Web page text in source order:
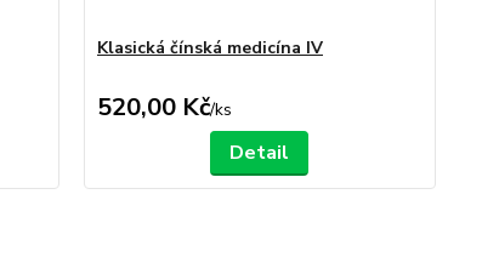
Klasická čínská medicína IV
520,00 Kč/ks
Detail